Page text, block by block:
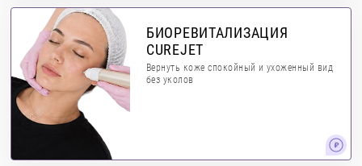
БИОРЕВИТАЛИЗАЦИЯ
CUREJET
Вернуть коже спокойный и ухоженный вид
без уколов